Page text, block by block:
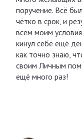
поручение. Всё
чётко в срок, и
всем моим
кинул себе ещё
как точно знаю,
своим Личным
ещё много раз!